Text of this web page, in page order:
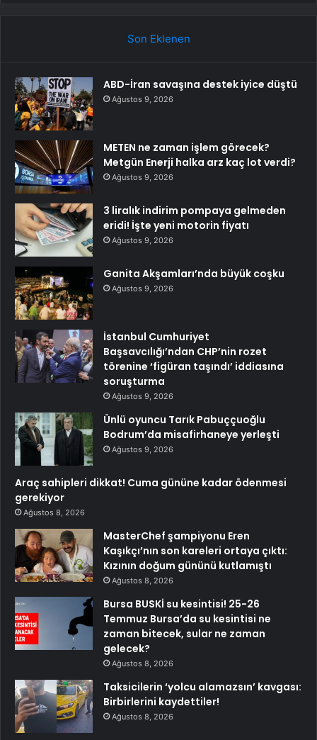
Son Eklenen
ABD-İran savaşına destek iyice düştü
Ağustos 9, 2026
METEN ne zaman işlem görecek?
Metgün Enerji halka arz kaç lot verdi?
Ağustos 9, 2026
3 liralık indirim pompaya gelmeden
eridi! İşte yeni motorin fiyatı
Ağustos 9, 2026
Ganita Akşamları’nda büyük coşku
Ağustos 9, 2026
İstanbul Cumhuriyet
Başsavcılığı’ndan CHP’nin rozet
törenine ‘figüran taşındı’ iddiasına
soruşturma
Ağustos 9, 2026
Ünlü oyuncu Tarık Pabuççuoğlu
Bodrum’da misafirhaneye yerleşti
Ağustos 9, 2026
Araç sahipleri dikkat! Cuma gününe kadar ödenmesi
gerekiyor
Ağustos 8, 2026
MasterChef şampiyonu Eren
Kaşıkçı’nın son kareleri ortaya çıktı:
Kızının doğum gününü kutlamıştı
Ağustos 8, 2026
Bursa BUSKİ su kesintisi! 25-26
Temmuz Bursa’da su kesintisi ne
zaman bitecek, sular ne zaman
gelecek?
Ağustos 8, 2026
Taksicilerin ‘yolcu alamazsın’ kavgası:
Birbirlerini kaydettiler!
Ağustos 8, 2026